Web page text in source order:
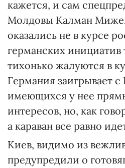
кажется, и сам
Молдовы Калман
оказались не в курсе
германских инициатив
тихонько жалуются в
Германия заигрывает
имеющихся у нее
интересов, но, как
а караван все равно
Киев, видимо из
предупредили о